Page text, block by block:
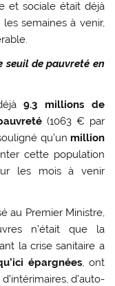
et sociale était déjà
semaines à venir,
seuil de pauvreté en
9.3 millions de
(1063 € par
qu’un million
cette population
les mois à venir
au Premier Ministre,
n’était que la
la crise sanitaire a
épargnées, ont
d’auto-